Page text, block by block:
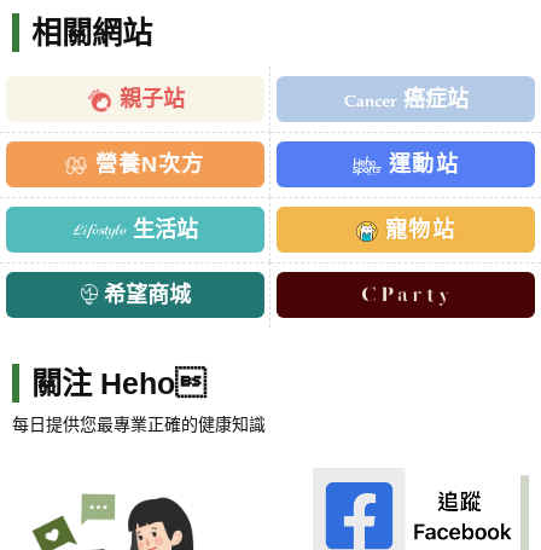
相關網站
親子站 癌症站
營養N次方 運動站
生活站 寵物站
希望商城
關注 Heho
每日提供您最專業正確的健康知識